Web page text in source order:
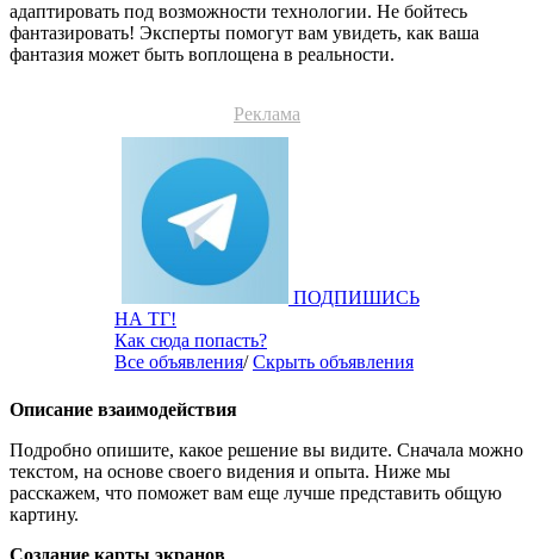
адаптировать под возможности технологии. Не бойтесь
фантазировать! Эксперты помогут вам увидеть, как ваша
фантазия может быть воплощена в реальности.
Реклама
ПОДПИШИСЬ
НА ТГ!
Как сюда попасть?
Все объявления/Скрыть объявления
Описание взаимодействия
Подробно опишите, какое решение вы видите. Сначала можно
текстом, на основе своего видения и опыта. Ниже мы
расскажем, что поможет вам еще лучше представить общую
картину.